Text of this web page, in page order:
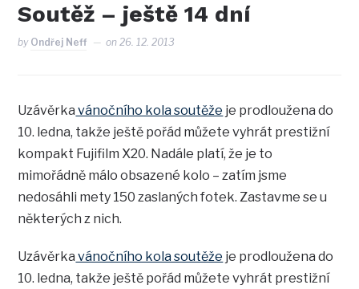
Soutěž – ještě 14 dní
by Ondřej Neff on26. 12. 2013
Uzávěrka vánočního kola soutěže je prodloužena do
10. ledna, takže ještě pořád můžete vyhrát prestižní
kompakt Fujifilm X20. Nadále platí, že je to
mimořádně málo obsazené kolo – zatím jsme
nedosáhli mety 150 zaslaných fotek. Zastavme se u
některých z nich.
Uzávěrka vánočního kola soutěže je prodloužena do
10. ledna, takže ještě pořád můžete vyhrát prestižní